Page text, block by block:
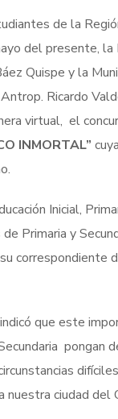
de la
del presente, la
Quispe y la
Ricardo
virtual, el
INMORTAL”
Inicial,
Primaria y
correspondiente
que este
nuestra ciudad del